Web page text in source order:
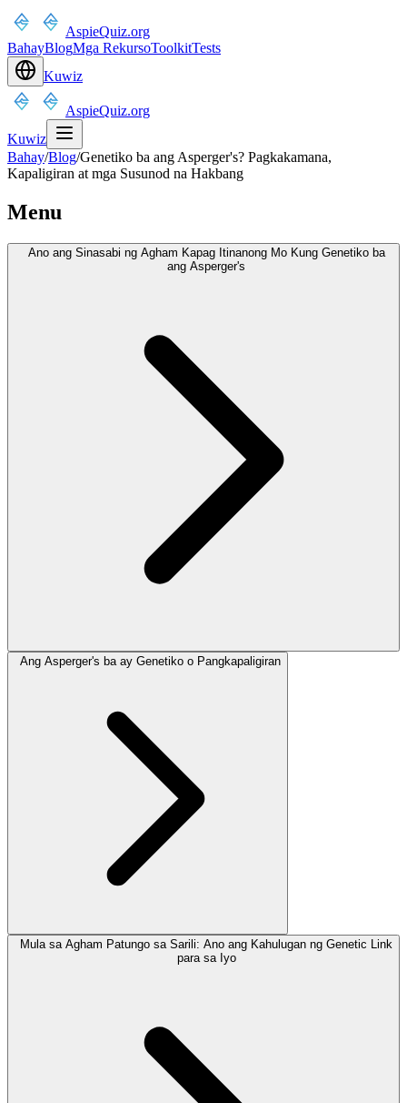
AspieQuiz.org
BahayBlogMga RekursoToolkitTests
Kuwiz
AspieQuiz.org
Kuwiz
Bahay/Blog/Genetiko ba ang Asperger's? Pagkakamana,
Kapaligiran at mga Susunod na Hakbang
Menu
Ano ang Sinasabi ng Agham Kapag Itinanong Mo Kung Genetiko ba
ang Asperger's
Ang Asperger's ba ay Genetiko o Pangkapaligiran
Mula sa Agham Patungo sa Sarili: Ano ang Kahulugan ng Genetic Link
para sa Iyo